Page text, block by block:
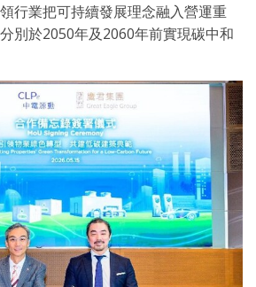
行業把可持續發展理念融入營運重
別於2050年及2060年前實現碳中和